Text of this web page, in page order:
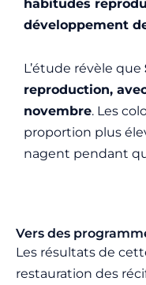
habitudes
développement
L’étude révèle que
reproduction,
novembre. Les
proportion plus
nagent pendant
Vers des
Les résultats de
restauration des